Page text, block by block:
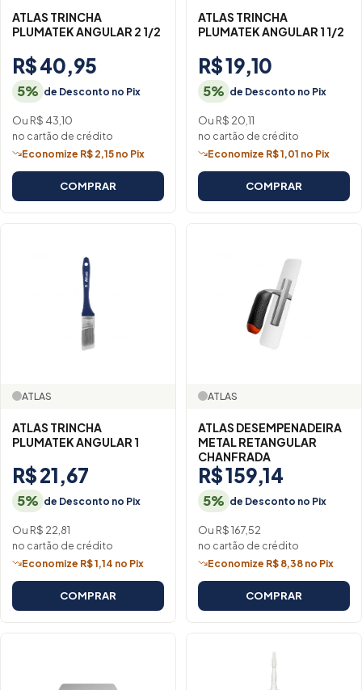
ATLAS TRINCHA
PLUMATEK ANGULAR 2 1/2
R$ 40,95
5% de Desconto no Pix
Ou R$ 43,10
no cartão de crédito
Economize R$ 2,15 no Pix
COMPRAR
ATLAS TRINCHA
PLUMATEK ANGULAR 1 1/2
R$ 19,10
5% de Desconto no Pix
Ou R$ 20,11
no cartão de crédito
Economize R$ 1,01 no Pix
COMPRAR
ATLAS
ATLAS TRINCHA
PLUMATEK ANGULAR 1
R$ 21,67
5% de Desconto no Pix
Ou R$ 22,81
no cartão de crédito
Economize R$ 1,14 no Pix
COMPRAR
ATLAS
ATLAS DESEMPENADEIRA
METAL RETANGULAR
CHANFRADA
R$ 159,14
5% de Desconto no Pix
Ou R$ 167,52
no cartão de crédito
Economize R$ 8,38 no Pix
COMPRAR